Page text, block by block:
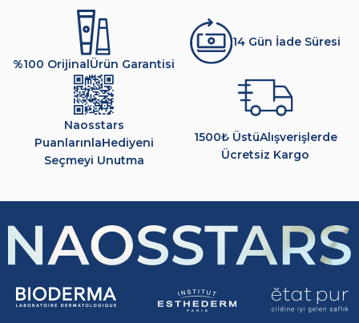
%100 OrijinalÜrün Garantisi
14 Gün İade Süresi
Naosstars
PuanlarınlaHediyeni
Seçmeyi Unutma
1500₺ ÜstüAlışverişlerde
Ücretsiz Kargo